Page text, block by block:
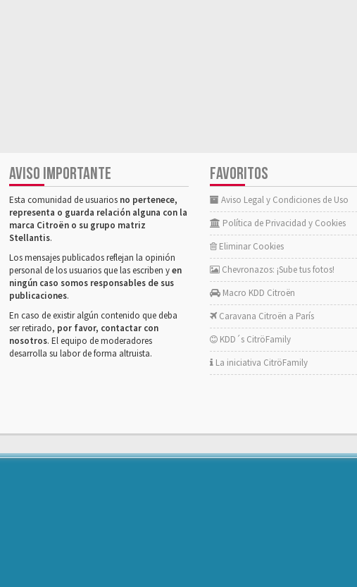
AVISO IMPORTANTE
Esta comunidad de usuarios no pertenece,
representa o guarda relación alguna con la
marca Citroën o su grupo matriz
Stellantis.
Los mensajes publicados reflejan la opinión
personal de los usuarios que las escriben yen
ningún caso somos responsables de sus
publicaciones.
En caso de existir algún contenido que deba
ser retirado, por favor, contactar con
nosotros. El equipo de moderadores
desarrolla su labor de forma altruista.
FAVORITOS
Aviso Legal y Condiciones de Uso
Política de Privacidad y Cookies
Eliminar Cookies
Chevronazos: ¡Sube tus fotos!
Macro KDD Citroën
Caravana Citroën a París
KDD´s CitröFamily
La iniciativa CitröFamily